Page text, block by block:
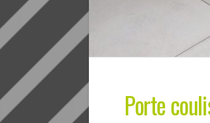
Porte